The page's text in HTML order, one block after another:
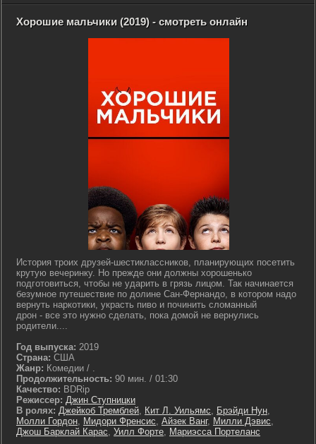
Хорошие мальчики (2019) - смотреть онлайн
История троих друзей-шестиклассников, планирующих посетить
крутую вечеринку. Но прежде они должны хорошенько
подготовиться, чтобы не ударить в грязь лицом. Так начинается
безумное путешествие по долине Сан-Фернандо, в котором надо
вернуть наркотики, украсть пиво и починить сломанный
дрон - все это нужно сделать, пока домой не вернулись
родители....
Год выпуска: 2019
Страна: США
Жанр: Комедии / .
Продолжительность: 90 мин. / 01:30
Качество: BDRip
Режиссер: Джин Ступницки
В ролях: Джейкоб Тремблей, Кит Л. Уильямс, Брэйди Нун,
Молли Гордон, Мидори Френсис, Айзек Ванг, Милли Дэвис,
Джош Барклай Карас, Уилл Форте, Мариэсса Портеланс